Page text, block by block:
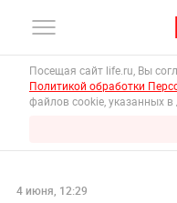
Посещая сайт life.ru, Вы
Политикой обработки
файлов cookie, указанных в
4 июня, 12:29